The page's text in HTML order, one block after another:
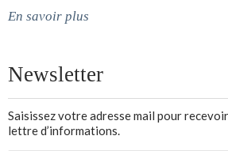
En savoir plus
Newsletter
Saisissez votre adresse mail pour
lettre d’informations.